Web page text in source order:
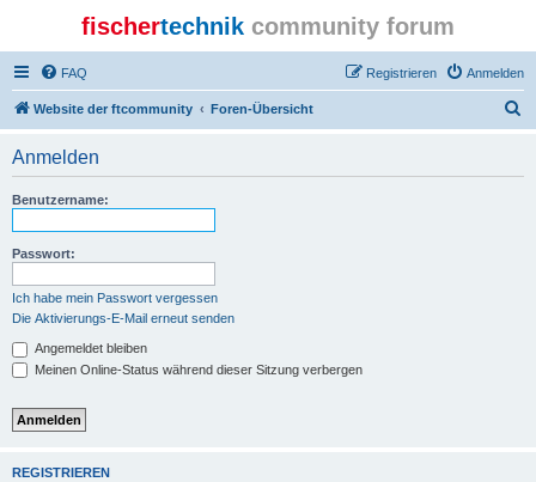
fischertechnik community forum
FAQ Anmelden
Registrieren
Website der ftcommunity Foren-Übersicht
Anmelden
Benutzername:
Passwort:
Ich habe mein Passwort vergessen
Die Aktivierungs-E-Mail erneut senden
Angemeldet bleiben
Meinen Online-Status während dieser Sitzung verbergen
REGISTRIEREN